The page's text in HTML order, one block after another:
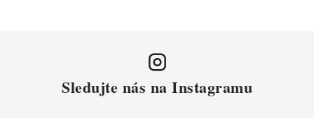
Sledujte nás na Instagramu